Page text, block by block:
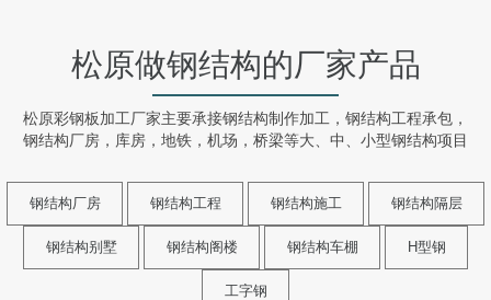
松原做钢结构的厂家产品
松原彩钢板加工厂家主要承接钢结构制作加工，钢结构工程承包，
钢结构厂房，库房，地铁，机场，桥梁等大、中、小型钢结构项目
钢结构厂房 钢结构工程 钢结构施工 钢结构隔层
钢结构别墅 钢结构阁楼 钢结构车棚 H型钢
工字钢